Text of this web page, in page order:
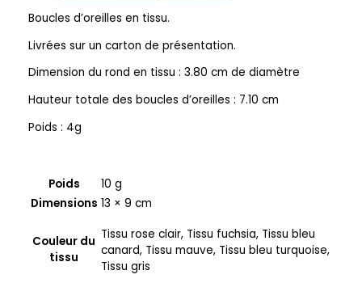
Boucles d’oreilles en tissu.
Livrées sur un carton de présentation.
Dimension du rond en tissu : 3.80 cm de diamètre
Hauteur totale des boucles d’oreilles : 7.10 cm
Poids : 4g
Poids
10 g
Dimensions 13 × 9 cm
Couleur du
tissu
Tissu rose clair, Tissu fuchsia, Tissu bleu
canard, Tissu mauve, Tissu bleu turquoise,
Tissu gris